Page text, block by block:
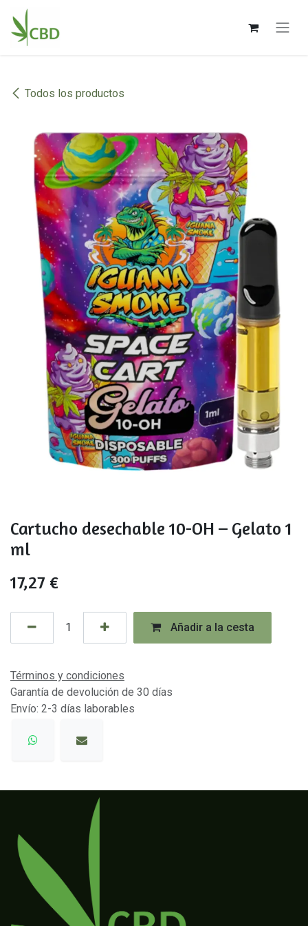
Ir al contenido
Todos los productos
Cartucho desechable 10-OH – Gelato 1
ml
17,27 €
Añadir a la cesta
Términos y condiciones
Garantía de devolución de 30 días
Envío: 2-3 días laborables